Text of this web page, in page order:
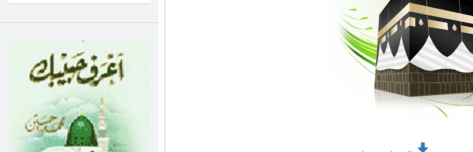
ارشاد المجتمع
فتوى المواد الاضافية فى الغذاء
والدواء ( قرار مجمع الفقه الدولى )
مفسدات القلوب الخمسة
فوائد البنوك حرام حرام حرام